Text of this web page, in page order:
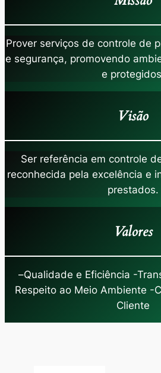
Prover serviços de controle de
e segurança, promovendo
e
Visão
Ser referência em controle
reconhecida pela excelência e
prestados.
Valores
–Qualidade e Eficiência -
Respeito ao Meio Ambiente -
Cliente